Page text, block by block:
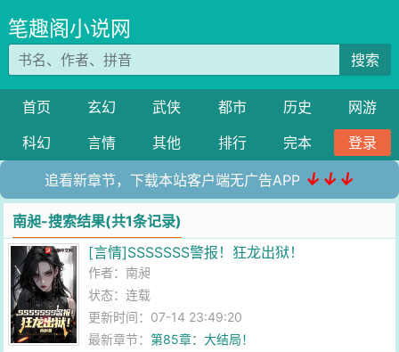
笔趣阁小说网
搜索
首页 玄幻 武侠 都市 历史
网游
科幻
言情 其他 排行 完本 登录
追看新章节，下载本站客户端无广告APP ↓↓↓
南昶-搜索结果(共1条记录)
[言情]SSSSSSS警报！狂龙出狱！
作者： 南昶
状态：连载
更新时间：07-14 23:49:20
最新章节：第85章：大结局！